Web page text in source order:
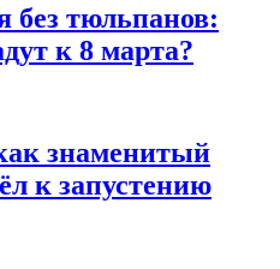
без тюльпанов:
к 8 марта?
знаменитый
к запустению